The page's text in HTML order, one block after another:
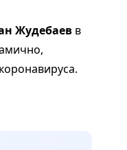
Жудебаев в